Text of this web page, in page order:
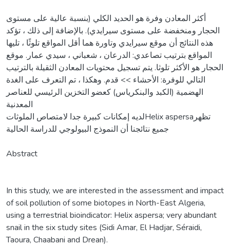
أكثر المعادن وفرة هو الحديد الكلي (بنسبة عالية على مستوى
الحجار ومنخفضة على مستوى سيرايدي). بالإضافة إلى ذلك ، تؤكد
هذه النتائج أن موقع سيرايدي وتاورة هما أقل المواقع تلوثًا ، تليها
المواقع بترتيب تصاعدي: الدرعان ، شعباني ، سيدي عمار. موقع
الحجار هو الأكثر تلوثا. يتم تسجيل محتويات المعادن الثقيلة بالترتيب
التالي للوفرة: الأحشاء >> قدم. وهكذا ، تم التعرف على الغدة
الهضمية (الكبد والبنكرياس) كعضو التخزين الرئيسي للعناصر
المعدنية
لديه إمكانات كبيرة جدا لامتصاص الملوثاتHelix aspersaتظهر
جميع نتائجنا أن النموذج البيولوجي للدراسة الحالية
Abstract
In this study, we are interested in the assessment and impact
of soil pollution of some biotopes in North-East Algeria,
using a terrestrial bioindicator: Helix aspersa; very abundant
snail in the six study sites (Sidi Amar, El Hadjar, Séraidi,
Taoura, Chaabani and Drean).